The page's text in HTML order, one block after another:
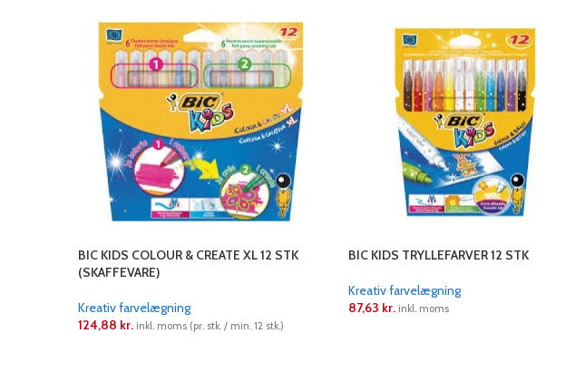
BIC KIDS COLOUR & CREATE XL 12 STK
(SKAFFEVARE)
Kreativ farvelægning
124,88 kr. inkl. moms (pr. stk. / min. 12 stk.)
BIC KIDS TRYLLEFARVER 12 STK
Kreativ farvelægning
87,63 kr. inkl. moms